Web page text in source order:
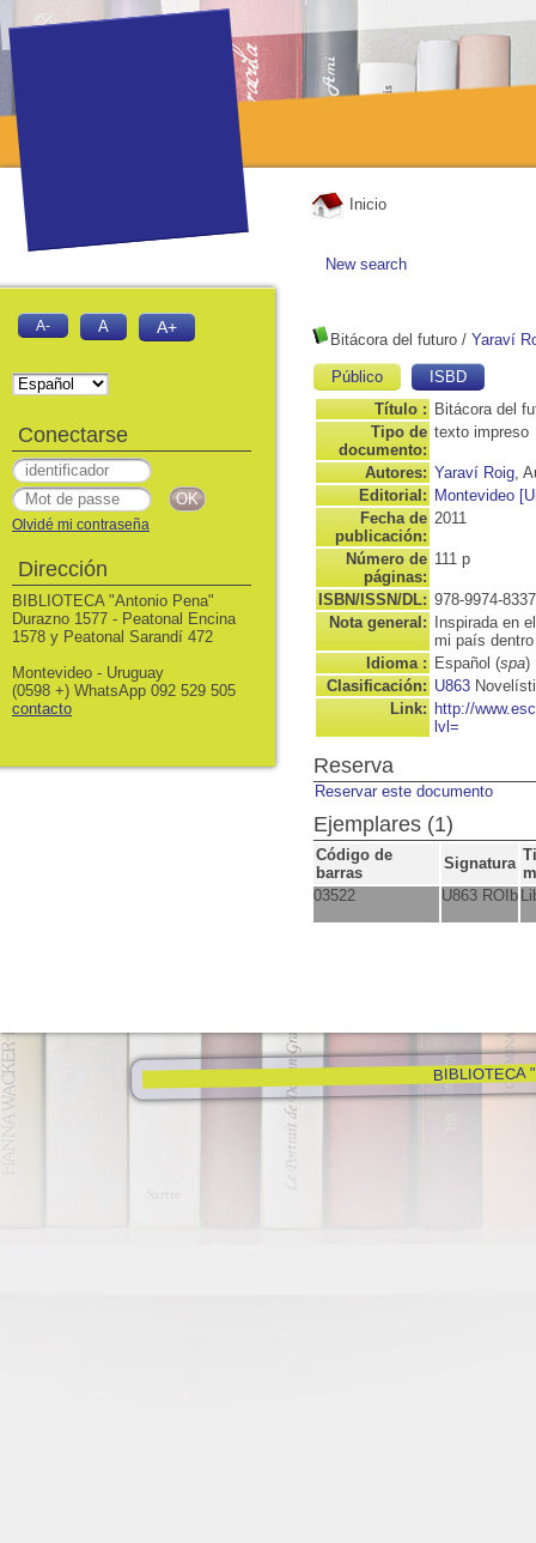
Inicio
New search
Bitácora del futuro / Yaraví
Público
ISBD
Título : Bitácora del
Tipo de
documento:
texto impreso
Autores: Yaraví Roig,
Editorial: Montevideo
Fecha de
publicación:
2011
Número de
páginas:
111 p
ISBN/ISSN/DL: 978-9974-
Nota general:
Inspirada en
mi país
Idioma : Español (spa)
Clasificación: U863
Link: http://
lvl=
Reserva
Reservar este documento
Ejemplares (1)
Código de
barras
Signatura
03522
U863 ROIb
BIBLIOTECA
A- A A+
Conectarse
Olvidé mi contraseña
Dirección
BIBLIOTECA "Antonio Pena"
Durazno 1577 - Peatonal Encina
1578 y Peatonal Sarandí 472
Montevideo - Uruguay
(0598 +) WhatsApp 092 529 505
contacto